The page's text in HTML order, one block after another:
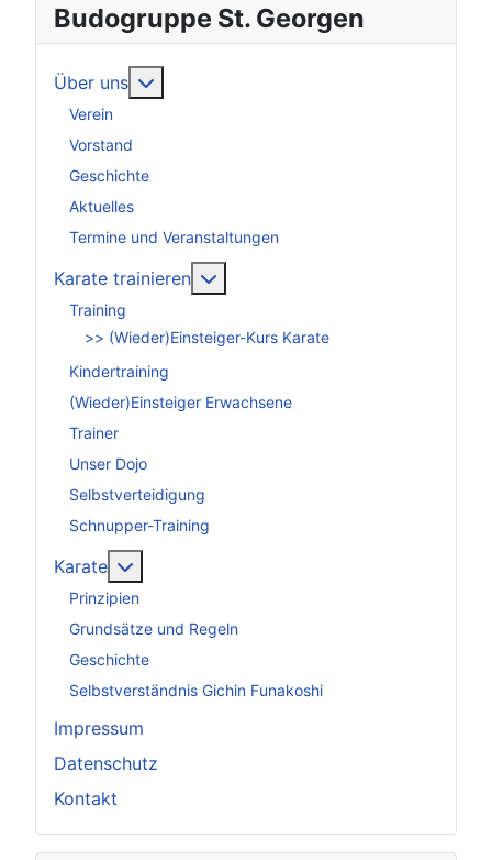
Budogruppe St. Georgen
Über uns
Verein
Vorstand
Geschichte
Aktuelles
Termine und Veranstaltungen
Karate trainieren
Training
>> (Wieder)Einsteiger-Kurs Karate
Kindertraining
(Wieder)Einsteiger Erwachsene
Trainer
Unser Dojo
Selbstverteidigung
Schnupper-Training
Karate
Prinzipien
Grundsätze und Regeln
Geschichte
Selbstverständnis Gichin Funakoshi
Impressum
Datenschutz
Kontakt